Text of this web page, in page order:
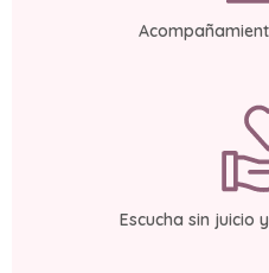
Escucha sin juicio